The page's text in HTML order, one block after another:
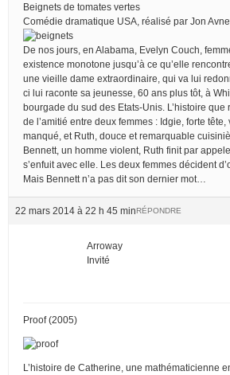
Beignets de tomates vertes
Comédie dramatique USA, réalisé par Jon
De nos jours, en Alabama, Evelyn Couch,
existence monotone jusqu’à ce qu’elle
une vieille dame extraordinaire, qui va lui
ci lui raconte sa jeunesse, 60 ans plus tôt, à
bourgade du sud des Etats-Unis. L’histoire que
de l’amitié entre deux femmes : Idgie, forte
manqué, et Ruth, douce et remarquable
Bennett, un homme violent, Ruth finit par
s’enfuit avec elle. Les deux femmes décident
Mais Bennett n’a pas dit son dernier mot…
22 mars 2014 à 22 h 45 minRÉPONDRE
Arroway
Invité
Proof (2005)
L’histoire de Catherine, une mathématicienne